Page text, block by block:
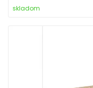
skladom